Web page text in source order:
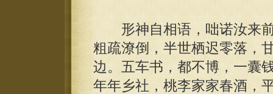
形神自相语，咄诺汝来前
粗疏潦倒，半世栖迟零落，
边。五车书，都不博，一囊
年年乡社，桃李家家春酒，